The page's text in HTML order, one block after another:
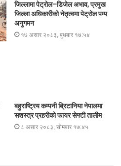
जिल्लामा पेट्रोल–डिजेल अभाव, प्रमुख
जिल्ला अधिकारीको नेतृत्वमा पेट्रोल पम्प
अनुगमन
१७ असार २०८३, बुधबार १७:५४
बहुराष्ट्रिय कम्पनी ब्रिटानिया नेपालमा
सशस्त्र प्रहरीको फायर सेफ्टी तालीम
८ असार २०८३, सोमबार १७:४५